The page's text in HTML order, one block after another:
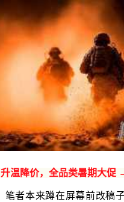
温降价，全品类暑期大促
笔者本来蹲在屏幕前改稿